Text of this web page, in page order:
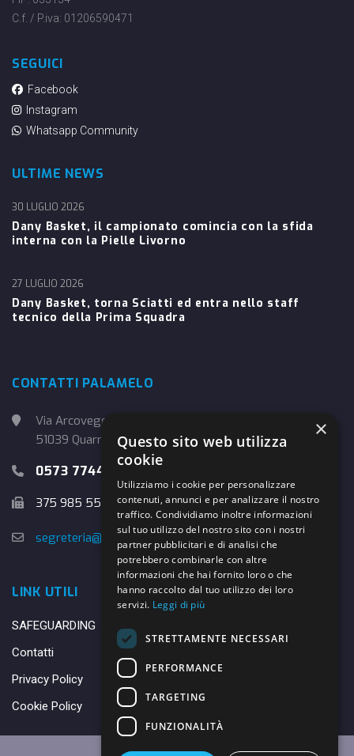
C.f. / P.iva: 01206590471
SEGUICI
Facebook
Instagram
Whatsapp Community
ULTIME NEWS
Dany Basket, il campionato comincia con la sfida
interna con la Pielle Livorno
30 LUGLIO 2026
Dany Basket, torna Sciatti ed entra nello staff
tecnico della Prima Squadra
27 LUGLIO 2026
CONTATTI PALAMELO
Via Arcoveggio, 4
51039 Quarrata (PT)
0573 774457
375 985 5526
segreteria@danybasket.it
LINK UTILI
SAFEGUARDING
Contatti
Privacy Policy
Cookie Policy
×
Questo sito web utilizza
cookie
Utilizziamo i cookie per personalizzare
contenuti, annunci e per analizzare il nostro
traffico. Condividiamo inoltre informazioni
sul tuo utilizzo del nostro sito con i nostri
partner pubblicitari e di analisi che
potrebbero combinarle con altre
informazioni che hai fornito loro o che
hanno raccolto dal tuo utilizzo dei loro
servizi. Leggi di più
STRETTAMENTE NECESSARI
PERFORMANCE
TARGETING
FUNZIONALITÀ